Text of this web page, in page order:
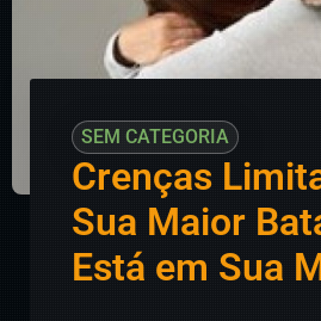
SEM CATEGORIA
Crenças
Sua Maior
Está em Sua